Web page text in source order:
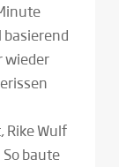
wieder
Rike Wulf
baute